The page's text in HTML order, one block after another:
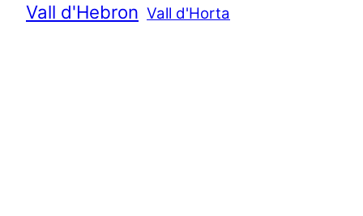
Vall d'Hebron Vall d'Horta